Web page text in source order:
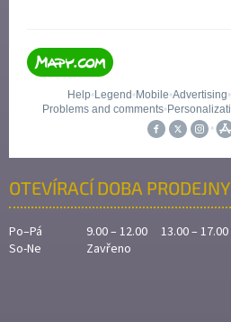
OTEVÍRACÍ DOBA PRODEJNY
Po–Pá
9.00 – 12.00 13.00 – 17.00
So-Ne
Zavřeno